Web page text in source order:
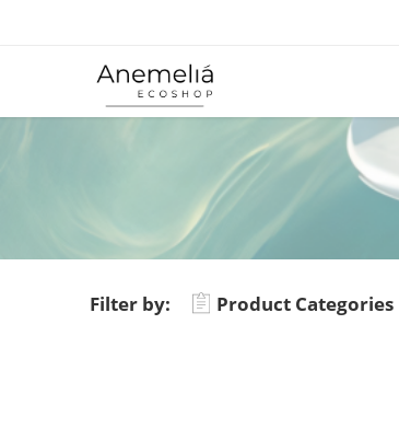
Filter by: Product Categories